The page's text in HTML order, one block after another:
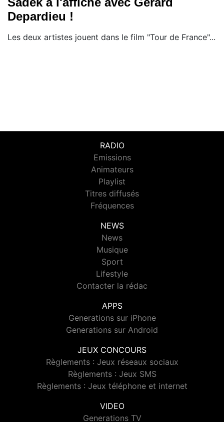
Depardieu !
Les deux artistes jouent dans le film "Tour de France"...
RADIO
Emissions
Animateurs
Playlist
Titres diffusés
Fréquences
NEWS
News
Musique
Sport
Lifestyle
Contacter la rédac
APPS
Generations sur iPhone
Generations sur Android
JEUX CONCOURS
Règlements : Jeux réseaux sociaux
Règlements : Jeux SMS
Règlements : Jeux téléphone et internet
VIDEO
Generations TV